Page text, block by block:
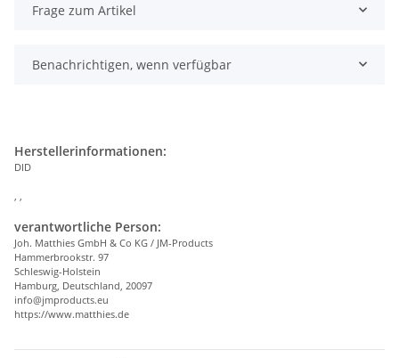
Frage zum Artikel
Benachrichtigen, wenn verfügbar
Herstellerinformationen:
DID
verantwortliche Person:
Joh. Matthies GmbH & Co KG / JM-Products
Hammerbrookstr. 97
Schleswig-Holstein
Hamburg, Deutschland, 20097
info@jmproducts.eu
https://www.matthies.de